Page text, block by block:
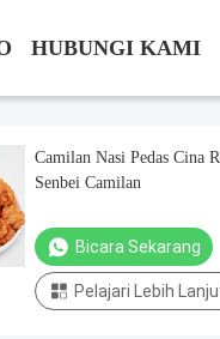
HUBUNGI KAMI
Camilan Nasi Pedas Cina
Senbei Camilan
Bicara Sekarang
Pelajari Lebih